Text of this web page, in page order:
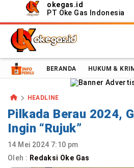
okegas.id
PT Oke Gas Indonesia
Oke Gas Indonesia | Energi Positif
BERANDA HUKUM &
HEADLINE
Pilkada Berau 2024,
Ingin “Rujuk”
14 Mei 2024 7:10 pm
Oleh : Redaksi Oke Gas